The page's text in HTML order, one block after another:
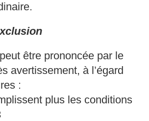
être prononcée par le
s avertissement, à l’égard
:
plus les conditions